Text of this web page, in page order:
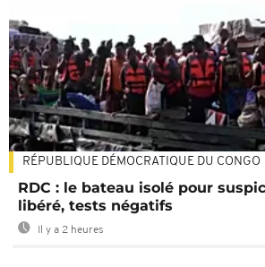
RÉPUBLIQUE DÉMOCRATIQUE DU CONGO
RDC : le bateau isolé pour
libéré, tests négatifs
Il y a 2 heures